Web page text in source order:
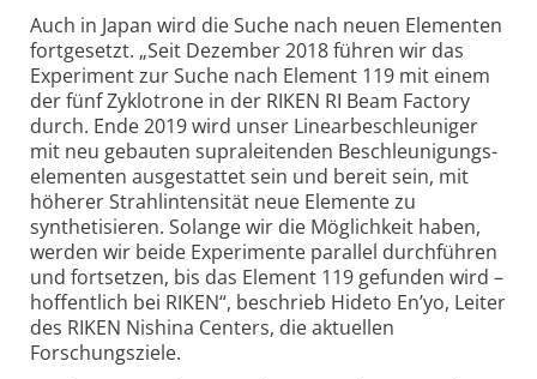
Auch in Japan wird die Suche nach neuen Elementen
fortgesetzt. „Seit Dezember 2018 führen wir das
Experiment zur Suche nach Element 119 mit einem
der fünf Zyklotrone in der RIKEN RI Beam Factory
durch. Ende 2019 wird unser Linear­beschleuniger
mit neu gebauten supraleitenden Beschleunigungs­
elementen ausgestattet sein und bereit sein, mit
höherer Strahlintensität neue Elemente zu
synthetisieren. Solange wir die Möglichkeit haben,
werden wir beide Experimente parallel durchführen
und fortsetzen, bis das Element 119 gefunden wird –
hoffentlich bei RIKEN“, beschrieb Hideto En’yo, Leiter
des RIKEN Nishina Centers, die aktuellen
Forschungsziele.